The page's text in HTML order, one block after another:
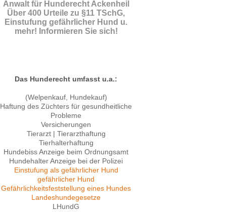
Anwalt für Hunderecht Ackenheil
Über 400 Urteile zu §11 TSchG,
Einstufung gefährlicher Hund u.
mehr! Informieren Sie sich!
Das Hunderecht umfasst u.a.:
(Welpenkauf, Hundekauf)
Haftung des Züchters für gesundheitliche
Probleme
Versicherungen
Tierarzt | Tierarzthaftung
Tierhalterhaftung
Hundebiss Anzeige beim Ordnungsamt
Hundehalter Anzeige bei der Polizei
Einstufung als gefährlicher Hund
gefährlicher Hund
Gefährlichkeitsfeststellung eines Hundes
Landeshundegesetze
LHundG